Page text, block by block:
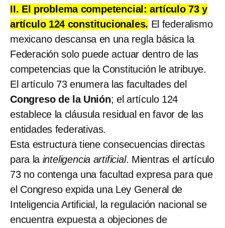
II. El problema competencial: artículo 73 y
artículo 124 constitucionales. El federalismo
mexicano descansa en una regla básica la
Federación solo puede actuar dentro de las
competencias que la Constitución le atribuye.
El artículo 73 enumera las facultades del
Congreso de la Unión; el artículo 124
establece la cláusula residual en favor de las
entidades federativas.
Esta estructura tiene consecuencias directas
para la inteligencia artificial. Mientras el artículo
73 no contenga una facultad expresa para que
el Congreso expida una Ley General de
Inteligencia Artificial, la regulación nacional se
encuentra expuesta a objeciones de